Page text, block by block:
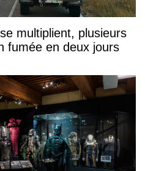
multiplient, plusieurs
fumée en deux jours